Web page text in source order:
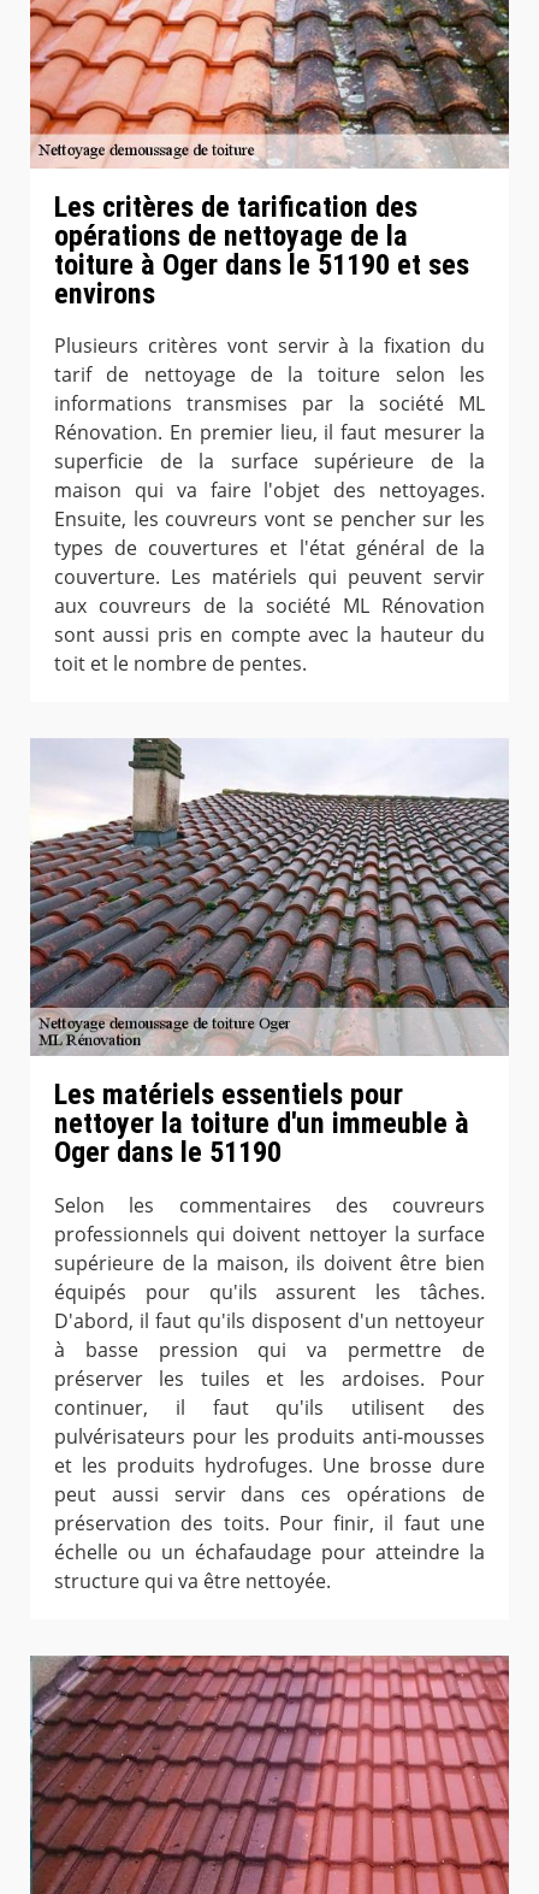
Les critères de tarification des
opérations de nettoyage de la
toiture à Oger dans le 51190 et ses
environs
Plusieurs critères vont servir à la fixation du
tarif de nettoyage de la toiture selon les
informations transmises par la société ML
Rénovation. En premier lieu, il faut mesurer la
superficie de la surface supérieure de la
maison qui va faire l'objet des nettoyages.
Ensuite, les couvreurs vont se pencher sur les
types de couvertures et l'état général de la
couverture. Les matériels qui peuvent servir
aux couvreurs de la société ML Rénovation
sont aussi pris en compte avec la hauteur du
toit et le nombre de pentes.
Les matériels essentiels pour
nettoyer la toiture d'un immeuble à
Oger dans le 51190
Selon les commentaires des couvreurs
professionnels qui doivent nettoyer la surface
supérieure de la maison, ils doivent être bien
équipés pour qu'ils assurent les tâches.
D'abord, il faut qu'ils disposent d'un nettoyeur
à basse pression qui va permettre de
préserver les tuiles et les ardoises. Pour
continuer, il faut qu'ils utilisent des
pulvérisateurs pour les produits anti-mousses
et les produits hydrofuges. Une brosse dure
peut aussi servir dans ces opérations de
préservation des toits. Pour finir, il faut une
échelle ou un échafaudage pour atteindre la
structure qui va être nettoyée.